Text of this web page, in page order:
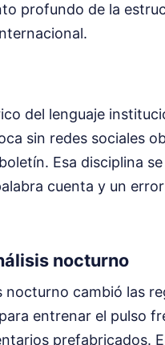
profundo de la
del lenguaje
sin redes sociales
Esa disciplina
cuenta y un
nocturno
cambió las
entrenar el pulso
prefabricados.